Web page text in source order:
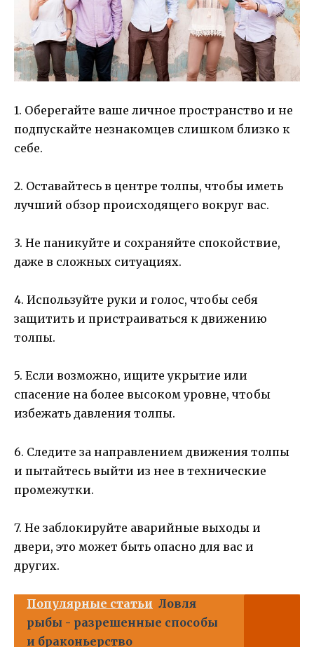
1. Оберегайте ваше личное пространство и не
подпускайте незнакомцев слишком близко к
себе.
2. Оставайтесь в центре толпы, чтобы иметь
лучший обзор происходящего вокруг вас.
3. Не паникуйте и сохраняйте спокойствие,
даже в сложных ситуациях.
4. Используйте руки и голос, чтобы себя
защитить и пристраиваться к движению
толпы.
5. Если возможно, ищите укрытие или
спасение на более высоком уровне, чтобы
избежать давления толпы.
6. Следите за направлением движения толпы
и пытайтесь выйти из нее в технические
промежутки.
7. Не заблокируйте аварийные выходы и
двери, это может быть опасно для вас и
других.
Популярные статьи Ловля
рыбы - разрешенные способы
и браконьерство